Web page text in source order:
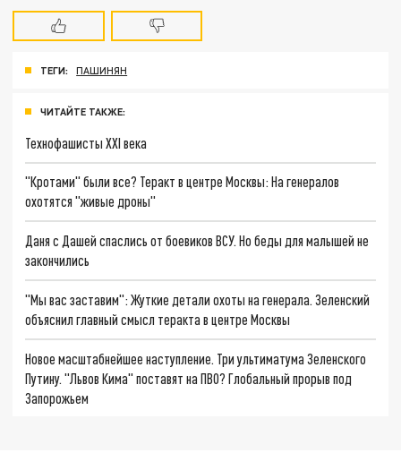
ТЕГИ: ПАШИНЯН
ЧИТАЙТЕ ТАКЖЕ:
Технофашисты XXI века
"Кротами" были все? Теракт в центре Москвы: На генералов
охотятся "живые дроны"
Даня с Дашей спаслись от боевиков ВСУ. Но беды для малышей не
закончились
"Мы вас заставим": Жуткие детали охоты на генерала. Зеленский
объяснил главный смысл теракта в центре Москвы
Новое масштабнейшее наступление. Три ультиматума Зеленского
Путину. "Львов Кима" поставят на ПВО? Глобальный прорыв под
Запорожьем